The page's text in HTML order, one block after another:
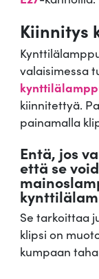
Kiinnitys
valaisimessa
kiinnitettyä.
painamalla
Entä, jos
että se
Se tarkoittaa
klipsi on
kumpaan